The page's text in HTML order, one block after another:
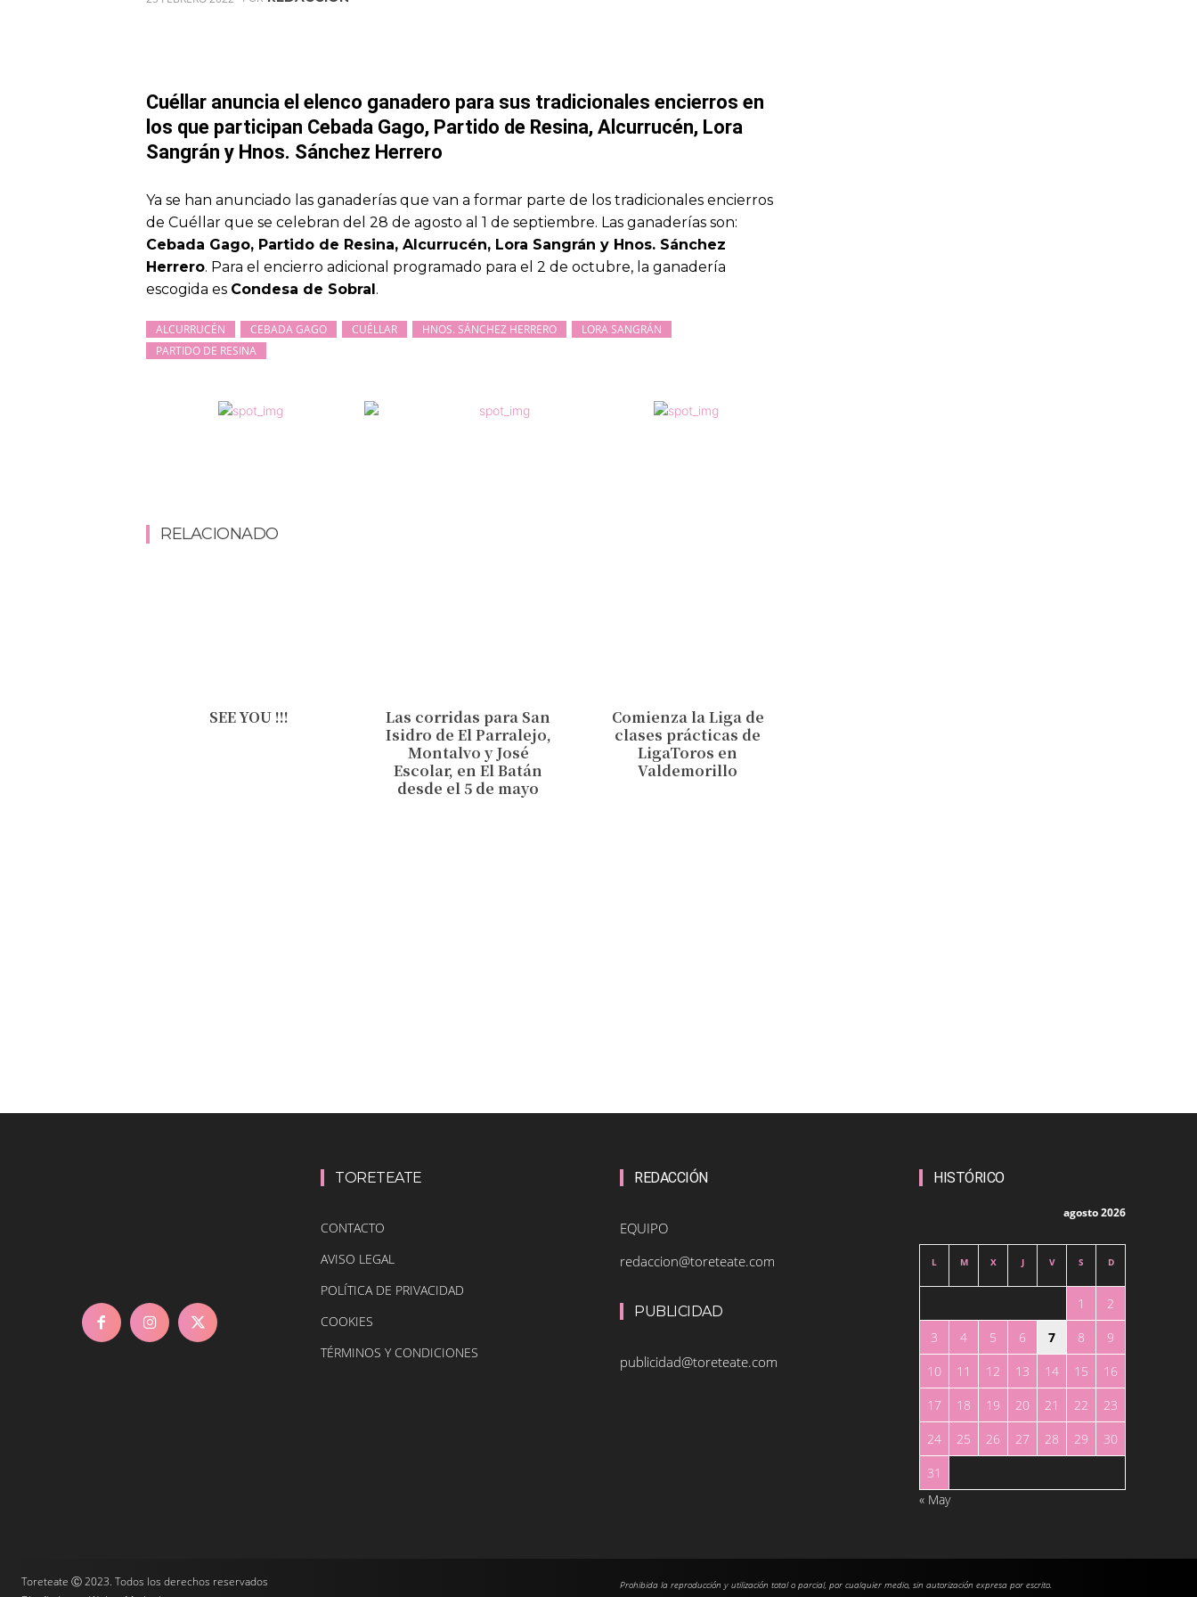
Cuéllar anuncia el elenco ganadero para sus tradicionales encierros en
los que participan Cebada Gago, Partido de Resina, Alcurrucén, Lora
Sangrán y Hnos. Sánchez Herrero
Ya se han anunciado las ganaderías que van a formar parte de los tradicionales encierros
de Cuéllar que se celebran del 28 de agosto al 1 de septiembre. Las ganaderías son:
Cebada Gago, Partido de Resina, Alcurrucén, Lora Sangrán y Hnos. Sánchez
Herrero. Para el encierro adicional programado para el 2 de octubre, la ganadería
escogida es Condesa de Sobral.
ALCURRUCÉN CEBADA GAGO CUÉLLAR HNOS. SÁNCHEZ HERRERO
LORA SANGRÁN
PARTIDO DE RESINA
RELACIONADO
SEE YOU !!!
Las corridas para San
Isidro de El Parralejo,
Montalvo y José
Escolar, en El Batán
desde el 5 de mayo
Comienza la Liga de
clases prácticas de
LigaToros en
Valdemorillo
TORETEATE
CONTACTO
AVISO LEGAL
POLÍTICA DE PRIVACIDAD
COOKIES
TÉRMINOS Y CONDICIONES
REDACCIÓN
EQUIPO
redaccion@toreteate.com
PUBLICIDAD
publicidad@toreteate.com
HISTÓRICO
agosto 2026
L M X J V S D
1
2
3
4 5 6 7 8
9
10
11 12 13 14 15
16
17
18 19 20 21 22
23
24
25 26 27 28 29
30
31
« May
Toreteate Ⓒ 2023. Todos los derechos reservados
Prohibida la reproducción y utilización total o parcial, por cualquier medio, sin autorización expresa por escrito.